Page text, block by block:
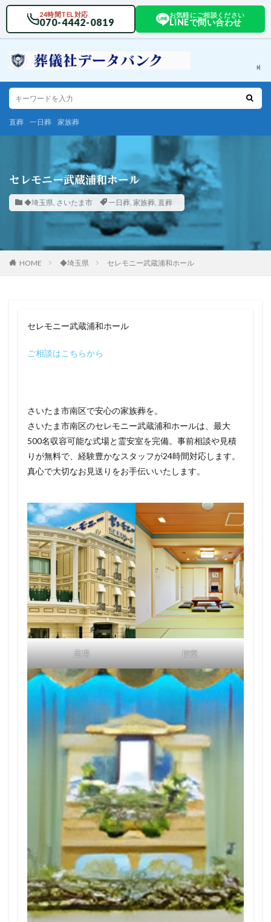
24時間TEL対応
070-4442-0819
お気軽にご相談ください
LINEで問い合わせ
直葬 一日葬 家族葬
セレモニー武蔵浦和ホール
◆埼玉県, さいたま市 一日葬, 家族葬, 直葬
HOME ◆埼玉県 セレモニー武蔵浦和ホール
セレモニー武蔵浦和ホール
ご相談はこちらから
さいたま市南区で安心の家族葬を。
さいたま市南区のセレモニー武蔵浦和ホールは、最大
500名収容可能な式場と霊安室を完備。事前相談や見積
りが無料で、経験豊かなスタッフが24時間対応します。
真心で大切なお見送りをお手伝いいたします。
斎場 控室